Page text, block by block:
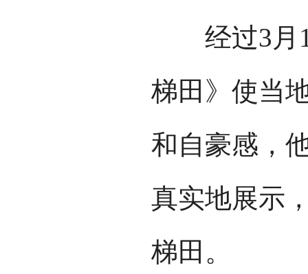
经过3月1
梯田》使当
和自豪感，
真实地展示
梯田。